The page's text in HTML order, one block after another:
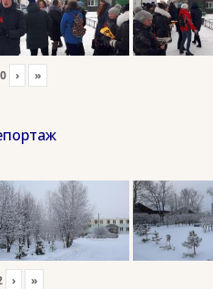
› »
› »